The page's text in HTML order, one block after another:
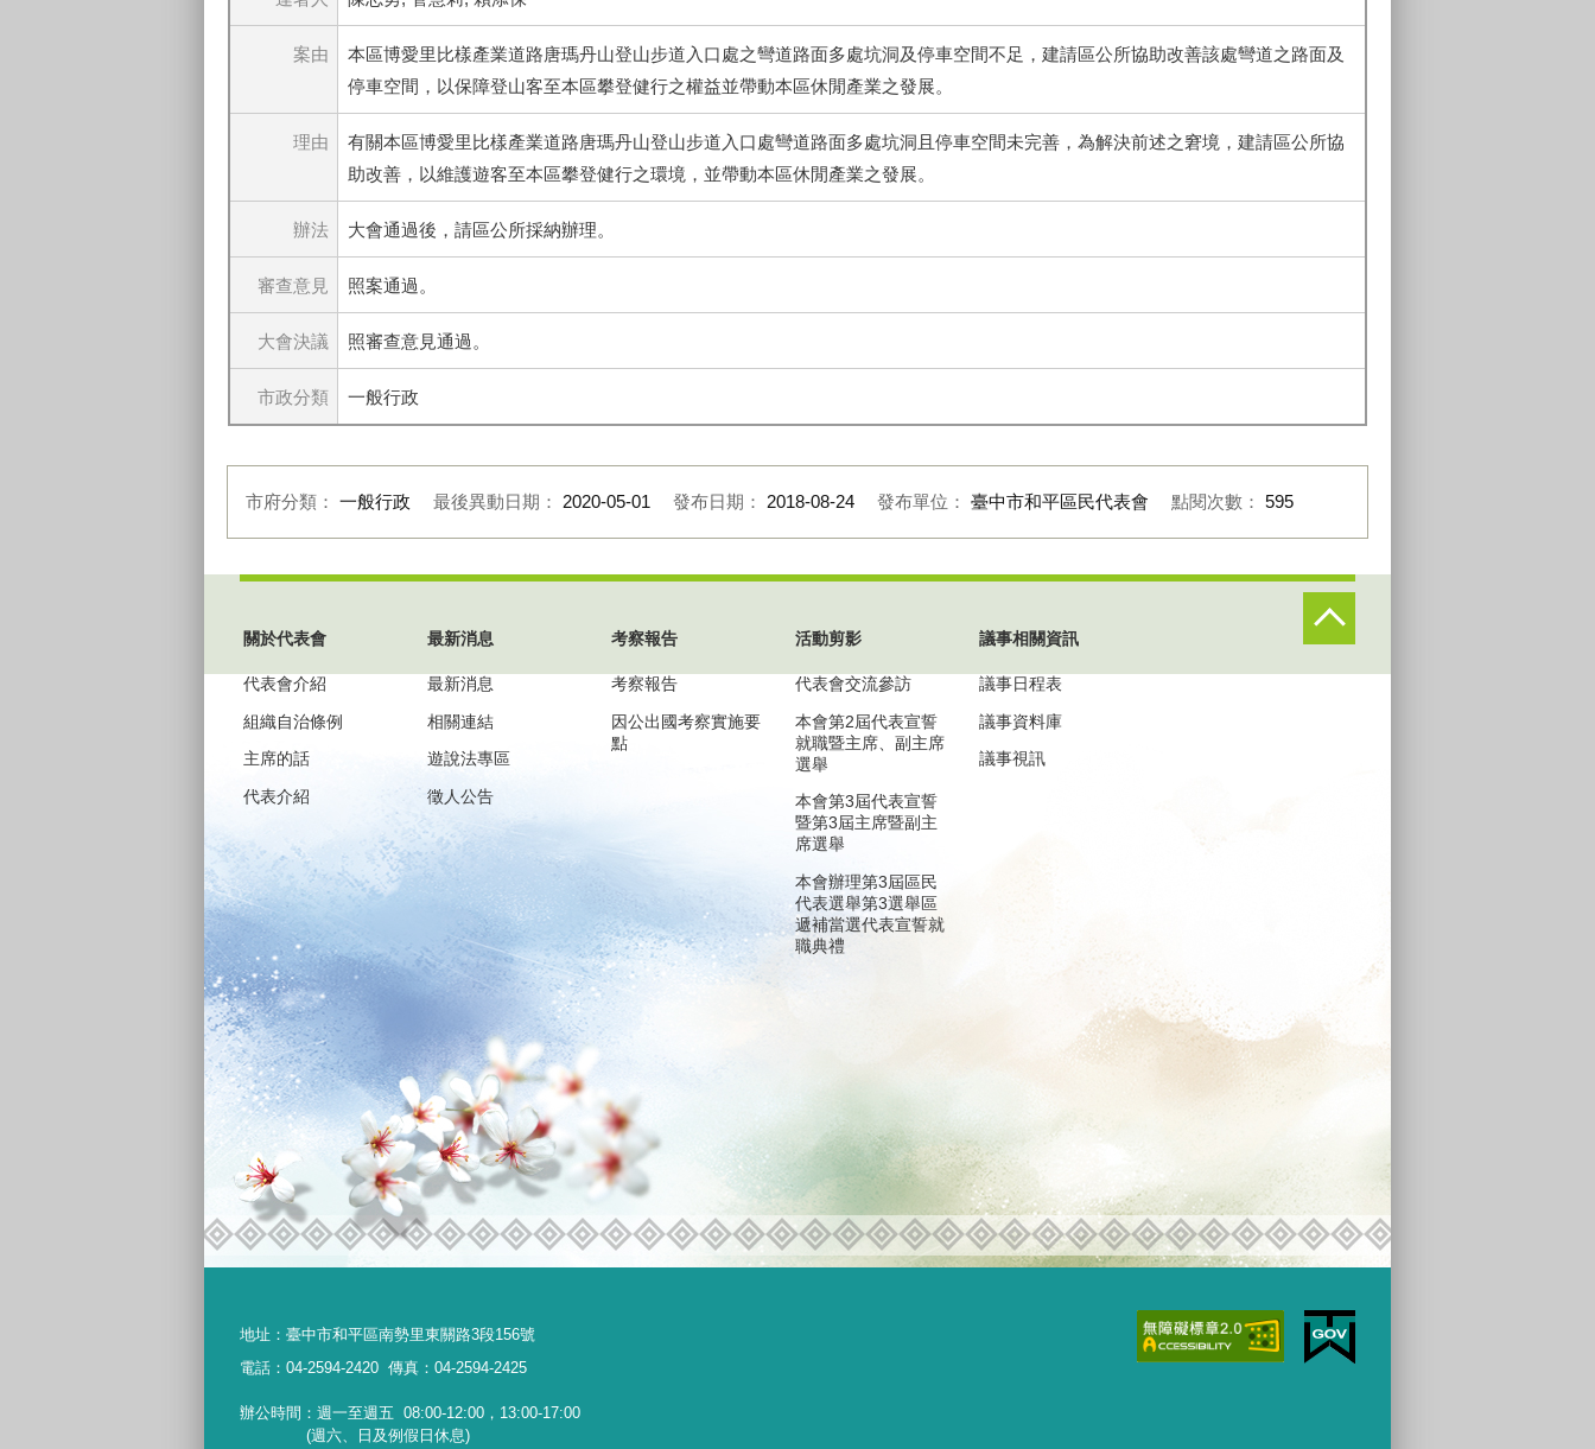
案由
本區博愛里比樣產業道路唐瑪丹山登山步道入口處之彎道路面多處坑洞及停車空間不足，建請區公所協助改善該處彎道之路面及
停車空間，以保障登山客至本區攀登健行之權益並帶動本區休閒產業之發展。
理由
有關本區博愛里比樣產業道路唐瑪丹山登山步道入口處彎道路面多處坑洞且停車空間未完善，為解決前述之窘境，建請區公所協
助改善，以維護遊客至本區攀登健行之環境，並帶動本區休閒產業之發展。
辦法 大會通過後，請區公所採納辦理。
審查意見 照案通過。
大會決議 照審查意見通過。
市政分類 一般行政
市府分類： 一般行政 最後異動日期： 2020-05-01 發布日期： 2018-08-24 發布單位： 臺中市和平區民代表會 點閱次數： 595
關於代表會
代表會介紹
組織自治條例
主席的話
代表介紹
最新消息
最新消息
相關連結
遊說法專區
徵人公告
考察報告
考察報告
因公出國考察實施要
點
活動剪影
代表會交流參訪
本會第2屆代表宣誓
就職暨主席、副主席
選舉
本會第3屆代表宣誓
暨第3屆主席暨副主
席選舉
本會辦理第3屆區民
代表選舉第3選舉區
遞補當選代表宣誓就
職典禮
議事相關資訊
議事日程表
議事資料庫
議事視訊
地址： 臺中市和平區南勢里東關路3段156號
電話：04-2594-2420 傳真：04-2594-2425
辦公時間：週一至週五 08:00-12:00，13:00-17:00
(週六、日及例假日休息)